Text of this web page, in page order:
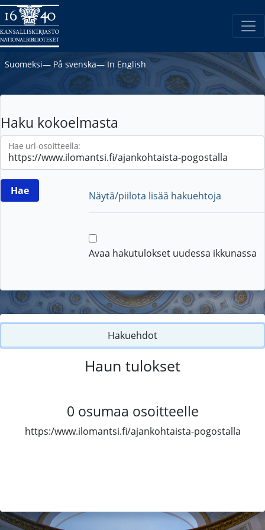
Suomeksi― På svenska― In English
Haku kokoelmasta
Hae url-osoitteella:
Näytä/piilota lisää hakuehtoja
Avaa hakutulokset uudessa ikkunassa
Hakuehdot
Haun tulokset
0 osumaa osoitteelle
https:/www.ilomantsi.fi/ajankohtaista-pogostalla